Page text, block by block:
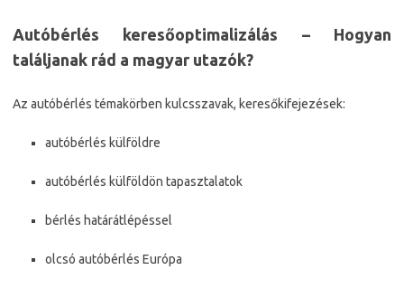
Autóbérlés keresőoptimalizálás – Hogyan
találjanak rád a magyar utazók?
Az autóbérlés témakörben kulcsszavak, keresőkifejezések:
autóbérlés külföldre
autóbérlés külföldön tapasztalatok
bérlés határátlépéssel
olcsó autóbérlés Európa